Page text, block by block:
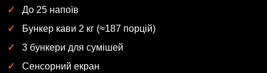
До 25 напоїв
Бункер кави 2 кг (≈187 порцій)
3 бункери для сумішей
Сенсорний екран